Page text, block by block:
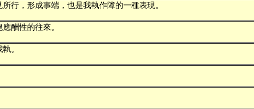
行，形成事端，也是我執作障的一種表現。
酬性的往來。
。